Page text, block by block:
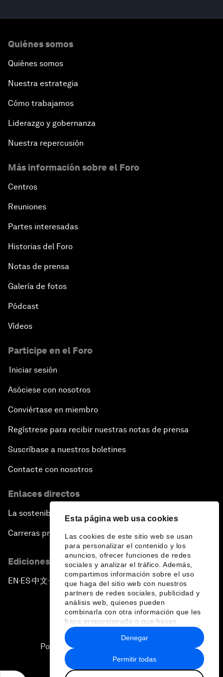
Esta página web usa cookies
Las cookies de este sitio web se usan
para personalizar el contenido y los
anuncios, ofrecer funciones de redes
sociales y analizar el tráfico. Además,
compartimos información sobre el uso
que haga del sitio web con nuestros
partners de redes sociales, publicidad y
análisis web, quienes pueden
combinarla con otra información que les
haya proporcionado o que hayan
recopilado a partir del uso que haya
hecho de sus servicios.
Permitir todas
Denegar
Quiénes somos
Quiénes somos
Nuestra estrategia
Cómo trabajamos
Liderazgo y gobernanza
Nuestra repercusión
Más información sobre el Foro
Centros
Reuniones
Partes interesadas
Historias del Foro
Notas de prensa
Galería de fotos
Pódcast
Vídeos
Participe en el Foro
Iniciar sesión
Asóciese con nosotros
Conviértase en miembro
Regístrese para recibir nuestras notas de prensa
Suscríbase a nuestros boletines
Contacte con nosotros
Enlaces directos
La sostenibilidad en el Foro
Carreras profesionales
Ediciones en otros idiomas
EN ▪ES▪中文▪ 日本語
Política de privacidad y normas de uso
Sitemap